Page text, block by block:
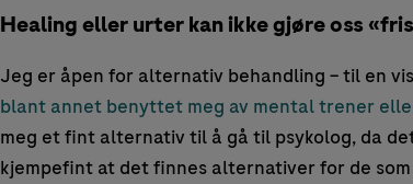
Healing eller urter kan ikke gjøre oss
Jeg er åpen for alternativ behandling – til en
blant annet benyttet meg av mental trener
meg et fint alternativ til å gå til psykolog, da
kjempefint at det finnes alternativer for de